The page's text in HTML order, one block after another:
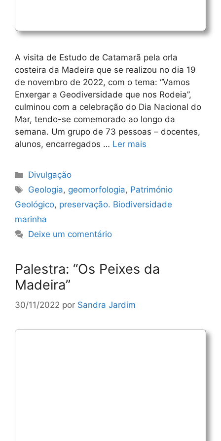
A visita de Estudo de Catamarã pela orla
costeira da Madeira que se realizou no dia 19
de novembro de 2022, com o tema: “Vamos
Enxergar a Geodiversidade que nos Rodeia”,
culminou com a celebração do Dia Nacional do
Mar, tendo-se comemorado ao longo da
semana. Um grupo de 73 pessoas – docentes,
alunos, encarregados … Ler mais
Categorias
Divulgação
Etiquetas
Geologia, geomorfologia, Património
Geológico, preservação. Biodiversidade
marinha
Deixe um comentário
Palestra: “Os Peixes da
Madeira”
30/11/2022 por Sandra Jardim